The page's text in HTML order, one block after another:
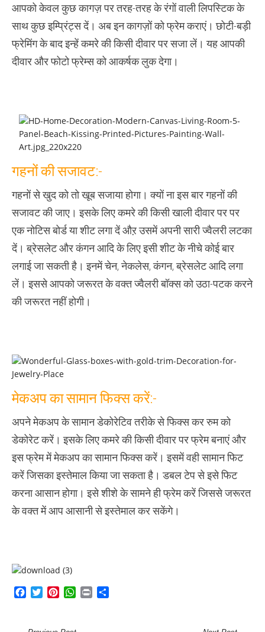
आपको केवल कुछ कागज़ पर तरह-तरह के रंगों वाली लिपस्टिक के
साथ कुछ इम्प्रिंट्स दें। अब इन कागज़ों को फ्रेम कराएं। छोटी-बड़ी
फ्रेमिंग के बाद इन्हें कमरे की किसी दीवार पर सजा लें। यह आपकी
दीवार और फोटो फ्रेम्स को आकर्षक लुक देगा।
गहनों की सजावट:-
गहनों से खुद को तो खूब सजाया होगा। क्यों ना इस बार गहनों की
सजावट की जाए। इसके लिए कमरे की किसी खाली दीवार पर पर
एक नोटिस बोर्ड या शीट लगा दें औऱ उसमें अपनी सारी ज्वैलरी लटका
दें। ब्रेसलेट और कंगन आदि के लिए इसी शीट के नीचे कोई बार
लगाई जा सकती है। इनमें चेन, नेकलेस, कंगन, ब्रेसलेट आदि लगा
लें। इससे आपको जरूरत के वक्त ज्वैलरी बॉक्स को उठा-पटक करने
की जरूरत नहीं होगी।
मेकअप का सामान फिक्स करें:-
अपने मेकअप के सामान डेकोरेटिव तरीके से फिक्स कर रुम को
डेकोरेट करें। इसके लिए कमरे की किसी दीवार पर फ्रेम बनाएं और
इस फ्रेम में मेकअप का सामान फिक्स करें। इसमें वही सामान फिट
करें जिसका इस्तेमाल किया जा सकता है। डबल टेप से इसे फिट
करना आसान होगा। इसे शीशे के सामने ही फ्रेम करें जिससे जरूरत
के वक्त में आप आसानी से इस्तेमाल कर सकेंगे।
Facebook
TwitterPinterestWhatsApp
Print